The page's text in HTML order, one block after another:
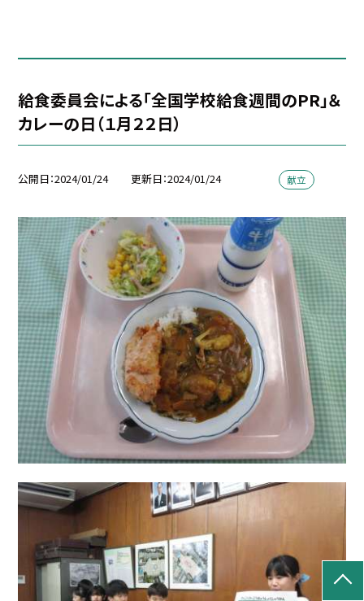
給食委員会による「全国学校給食週間のPR」＆
カレーの日（１月２２日）
公開日 2024/01/24 更新日 2024/01/24 献立